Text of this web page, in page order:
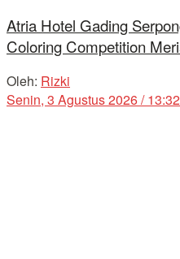
Atria Hotel Gading
Coloring Competition
Oleh: Rizki
Senin, 3 Agustus 2026 /